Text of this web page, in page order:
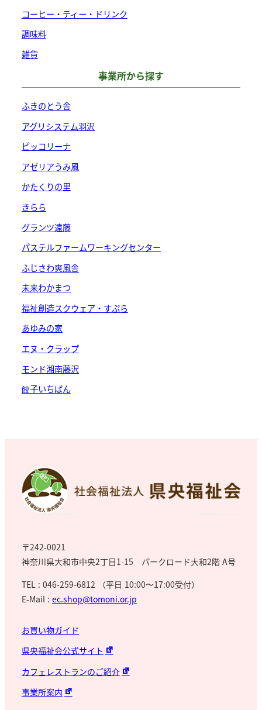
コーヒー・ティー・ドリンク
調味料
雑貨
事業所から探す
ふきのとう舎
アグリシステム羽沢
ピッコリーナ
アゼリアうみ風
かたくりの里
きらら
グランツ遠藤
パステルファームワーキングセンター
ふじさわ爽風舎
未来わかまつ
福祉創造スクウェア・すぷら
あゆみの家
エヌ・クラップ
モンド湘南藤沢
餃子いちばん
〒242-0021
神奈川県⼤和市中央2丁目1-15 パークロード大和2階 A号
TEL : 046-259-6812 （平⽇ 10:00〜17:00受付）
E-Mail : ec.shop@tomoni.or.jp
お買い物ガイド
県央福祉会公式サイト
カフェレストランのご紹介
事業所案内